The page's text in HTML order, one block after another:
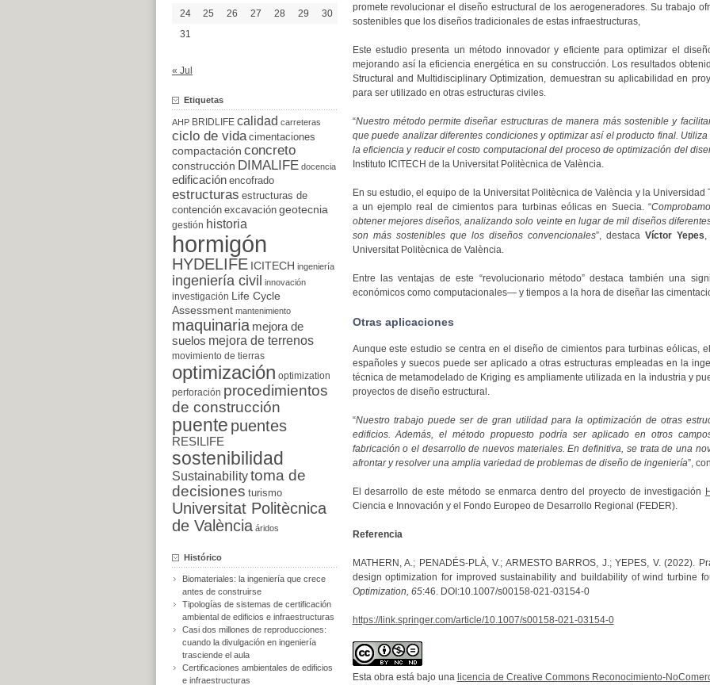
promete revolucionar el diseño estructural de los aerogeneradores. Su trabajo
sostenibles que los diseños tradicionales de estas infraestructuras,
Este estudio presenta un método innovador y eficiente para optimizar el
mejorando así la eficiencia energética en su construcción. Los resultados
Structural and Multidisciplinary Optimization, demuestran su aplicabilidad en
para ser utilizado en otras estructuras civiles.
“Nuestro método permite diseñar estructuras de manera más sostenible y
que puede analizar diferentes condiciones y optimizar así el producto final.
la eficiencia y reducir el costo computacional del proceso de optimización del
Instituto ICITECH de la Universitat Politècnica de València.
En su estudio, el equipo de la Universitat Politècnica de València y la
a un ejemplo real de cimientos para turbinas eólicas en Suecia. “
obtener mejores diseños, analizando solo veinte en lugar de mil diseños
son más sostenibles que los diseños convencionales”, destacaVíctor Yepes,
Universitat Politècnica de València.
Entre las ventajas de este “revolucionario método” destaca también una
económicos como computacionales— y tiempos a la hora de diseñar las
Otras aplicaciones
Aunque este estudio se centra en el diseño de cimientos para turbinas eólicas,
españoles y suecos puede ser aplicado a otras estructuras empleadas en la
técnica de metamodelado de Kriging es ampliamente utilizada en la industria y
proyectos de diseño estructural.
“Nuestro trabajo puede ser de gran utilidad para la optimización de otras
edificios. Además, el método propuesto podría ser aplicado en otros
fabricación o el desarrollo de nuevos materiales. En definitiva, se trata de una
afrontar y resolver una amplia variedad de problemas de diseño de ingeniería”,
El desarrollo de este método se enmarca dentro del proyecto de investigación
Ciencia e Innovación y el Fondo Europeo de Desarrollo Regional (FEDER).
Referencia
MATHERN, A.; PENADÉS-PLÀ, V.; ARMESTO BARROS, J.; YEPES, V. (2022).
design optimization for improved sustainability and buildability of wind turbine
Optimization, 65:46. DOI:10.1007/s00158-021-03154-0
https://link.springer.com/article/10.1007/s00158-021-03154-0
Esta obra está bajo una licencia de Creative Commons Reconocimiento-
24
25 26 27 28 29
30
31
« Jul
Etiquetas
AHP BRIDLIFE calidad carreteras
ciclo de vida cimentaciones
compactación concreto
construcción DIMALIFE docencia
edificación encofrado
estructuras estructuras de
contención excavación geotecnia
gestión historia
hormigón
HYDELIFE ICITECH ingeniería
ingeniería civil innovación
investigación
Life Cycle
Assessment mantenimiento
maquinaria mejora de
suelos mejora de terrenos
movimiento de tierras
optimización optimization
perforación procedimientos
de construcción
puente puentes
RESILIFE
sostenibilidad
Sustainabilitytoma de
decisiones turismo
Universitat Politècnica
de València áridos
Histórico
Biomateriales: la ingeniería que crece
antes de construirse
Tipologías de sistemas de certificación
ambiental de edificios e infraestructuras
Casi dos millones de reproducciones:
cuando la divulgación en ingeniería
trasciende el aula
Certificaciones ambientales de edificios
e infraestructuras